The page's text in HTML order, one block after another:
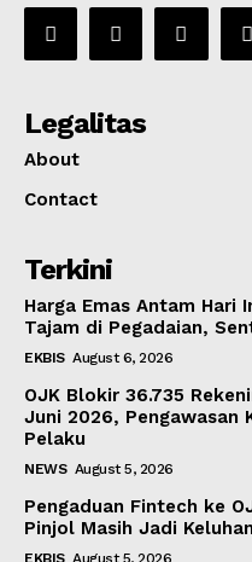
Legalitas
About
Contact
Terkini
Harga Emas Antam Hari
Tajam di Pegadaian,
EKBIS August 6, 2026
OJK Blokir 36.735
Juni 2026, Pengawasan
Pelaku
NEWS August 5, 2026
Pengaduan Fintech ke
Pinjol Masih Jadi
EKBIS August 5, 2026